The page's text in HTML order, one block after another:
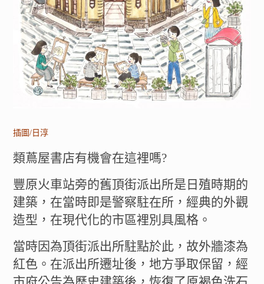
插圖/日淳
類蔦屋書店有機會在這裡嗎?
豐原火車站旁的舊頂街派出所是日殖時期的
建築，在當時即是警察駐在所，經典的外觀
造型，在現代化的市區裡別具風格。
當時因為頂街派出所駐點於此，故外牆漆為
紅色。在派出所遷址後，地方爭取保留，經